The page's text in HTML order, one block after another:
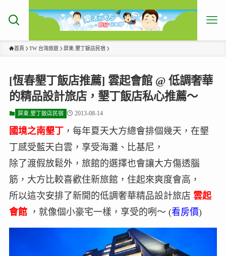
首頁 TW 台灣旅遊 屏東.墾丁飯店民宿
[恆春墾丁飯店推薦] 雲起會館 @ 低調奢華
的精品設計旅店，墾丁飯店私心推薦～
屏東.墾丁飯店民宿 2013-08-14
國境之南墾丁，每年夏天大方總會排個幾天，在墾
丁感受藍天白雲，享受海灘、比基尼，
除了渡假放鬆外，旅館的選擇也會讓大方傷透腦
筋，大方比較喜歡住新旅館，住起來爽度會高，
所以這次安排了新開的低調奢華精品設計旅店 雲起
會館，就像個小豪宅一樣，享受的咧～ (看房價)